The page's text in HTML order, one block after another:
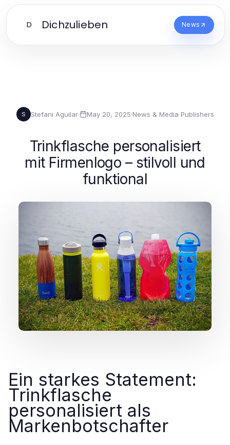
D Dichzulieben News
S Stefani Aguilar· May 20, 2025·News & Media Publishers
Trinkflasche personalisiert
mit Firmenlogo – stilvoll und
funktional
Ein starkes Statement:
Trinkflasche
personalisiert als
Markenbotschafter